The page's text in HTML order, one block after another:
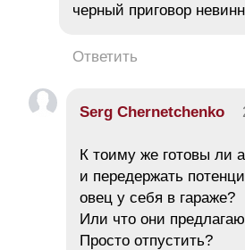
черный приговор
Ответить
Serg Chernetchenko
К тоиму же готовы ли
и передержать
овец у себя в гараже?
Или что они
Просто отпустить?